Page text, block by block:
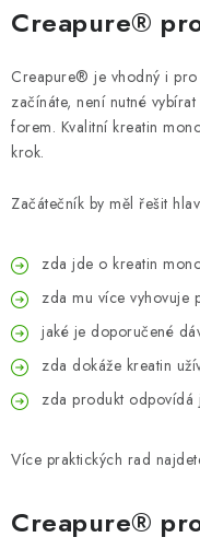
Creapure®
Creapure® je vhodný i pro
začínáte, není nutné
forem. Kvalitní kreatin
krok.
Začátečník by měl řešit
zda jde o kreatin
zda mu více vyhovuje
jaké je doporučené
zda dokáže kreatin
zda produkt odpovídá
Více praktických rad
Creapure®